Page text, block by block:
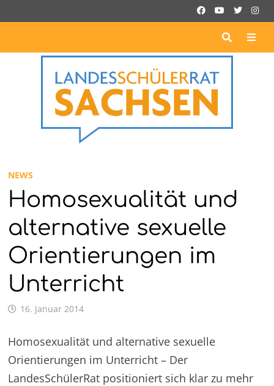
zum
NEWS
Homosexualität und
alternative sexuelle
Orientierungen im
Unterricht
16. Januar 2014
Homosexualität und alternative sexuelle
Orientierungen im Unterricht – Der
LandesSchülerRat positioniert sich klar zu mehr